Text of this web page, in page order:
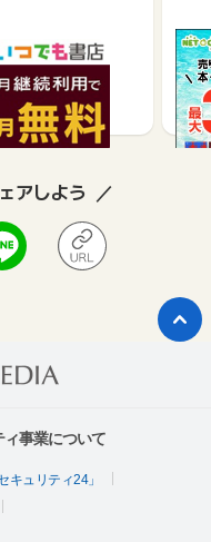
も書店
【
買取
アしよう
事業について
キュリティ24」